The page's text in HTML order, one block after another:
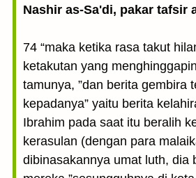
Nashir as-Sa'di, pakar tafsir
74 “maka ketika rasa takut
ketakutan yang
tamunya, ”dan berita gembira
kepadanya” yaitu berita
Ibrahim pada saat itu beralih
kerasulan (dengan para
dibinasakannya umat luth, dia